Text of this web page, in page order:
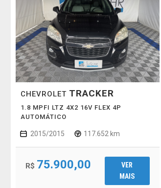
CHEVROLET TRACKER
1.8 MPFI LTZ 4X2 16V FLEX 4P
AUTOMÁTICO
2015/2015 117.652 km
R$ 75.900,00
VER
MAIS